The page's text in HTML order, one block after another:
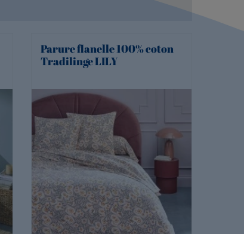
Parure flanelle 100% coton
Tradilinge LILY